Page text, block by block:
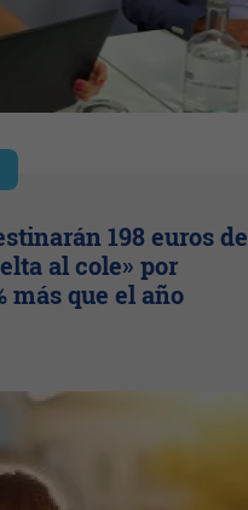
198 euros de
al cole» por
más que el año